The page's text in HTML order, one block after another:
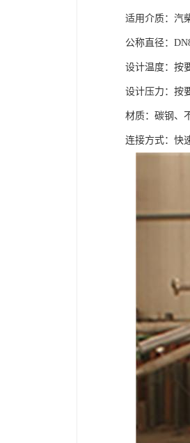
适用介质：汽
公称直径：
设计温度：按
设计压力：按
材质：碳钢、
连接方式：快